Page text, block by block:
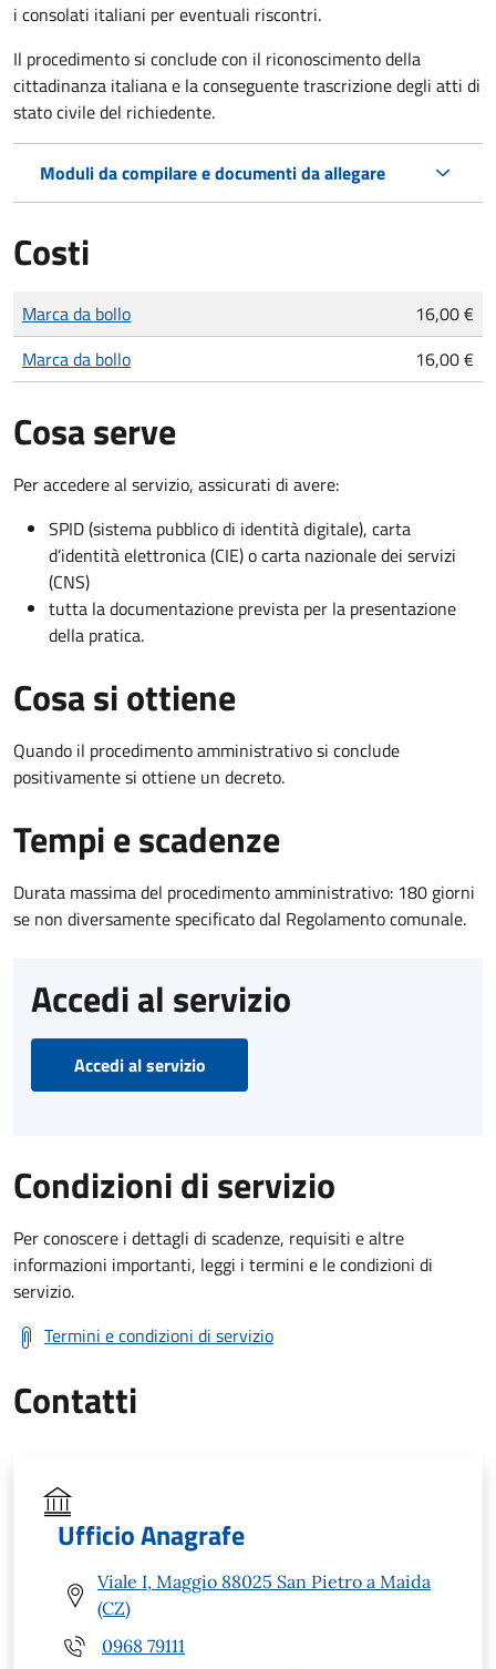
i consolati italiani per eventuali riscontri.
Il procedimento si conclude con il riconoscimento della
cittadinanza italiana e la conseguente trascrizione degli atti di
stato civile del richiedente.
Moduli da compilare e documenti da allegare
Costi
Tipo di pagamento
Importo
Marca da bollo
16,00 €
Marca da bollo
16,00 €
Cosa serve
Per accedere al servizio, assicurati di avere:
SPID (sistema pubblico di identità digitale), carta
d’identità elettronica (CIE) o carta nazionale dei servizi
(CNS)
tutta la documentazione prevista per la presentazione
della pratica.
Cosa si ottiene
Quando il procedimento amministrativo si conclude
positivamente si ottiene un decreto.
Tempi e scadenze
Durata massima del procedimento amministrativo: 180 giorni
se non diversamente specificato dal Regolamento comunale.
Accedi al servizio
Accedi al servizio
Condizioni di servizio
Per conoscere i dettagli di scadenze, requisiti e altre
informazioni importanti, leggi i termini e le condizioni di
servizio.
Termini e condizioni di servizio
Contatti
Ufficio Anagrafe
Viale I, Maggio 88025 San Pietro a Maida
(CZ)
0968 79111